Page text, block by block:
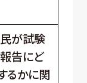
が試験
報告にど
るかに関